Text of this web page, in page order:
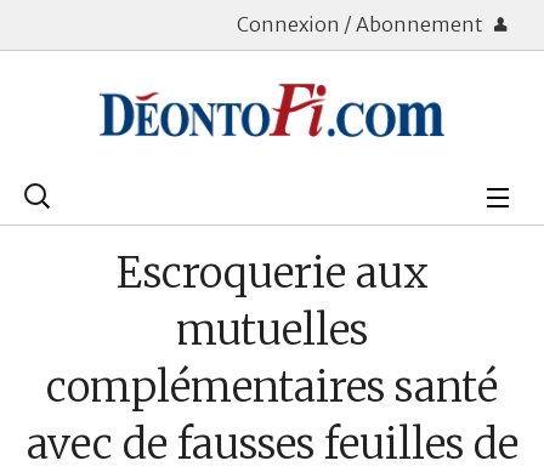
Connexion / Abonnement
Rechercher
Assurance Vie
Escroquerie aux
mutuelles
complémentaires santé
avec de fausses feuilles de